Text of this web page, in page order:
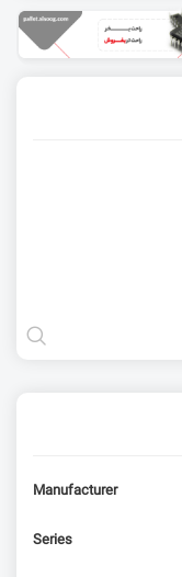
Manufacturer
Series